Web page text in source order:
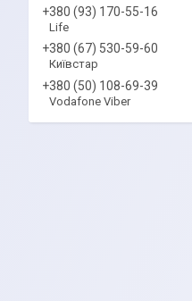
+380 (93) 170-55-16
Life
+380 (67) 530-59-60
Київстар
+380 (50) 108-69-39
Vodafone Viber